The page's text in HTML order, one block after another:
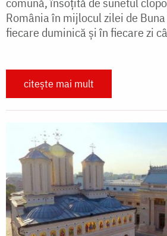
România în mijlocul zilei de
fiecare duminică şi în fiecare zi
citește mai mult